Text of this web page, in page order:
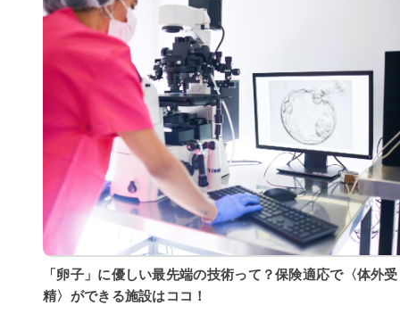
「卵子」に優しい最先端の技術って？保険適応で〈体外受
精〉ができる施設はココ！